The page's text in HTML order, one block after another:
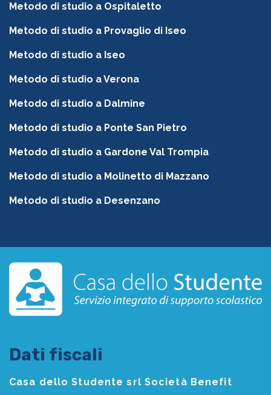
Metodo di studio a Ospitaletto
Metodo di studio a Provaglio di Iseo
Metodo di studio a Iseo
Metodo di studio a Verona
Metodo di studio a Dalmine
Metodo di studio a Ponte San Pietro
Metodo di studio a Gardone Val Trompia
Metodo di studio a Molinetto di Mazzano
Metodo di studio a Desenzano
Dati fiscali
Casa dello Studente srl Società Benefit